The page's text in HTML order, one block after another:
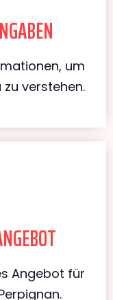
um
verstehen.
Angebot für